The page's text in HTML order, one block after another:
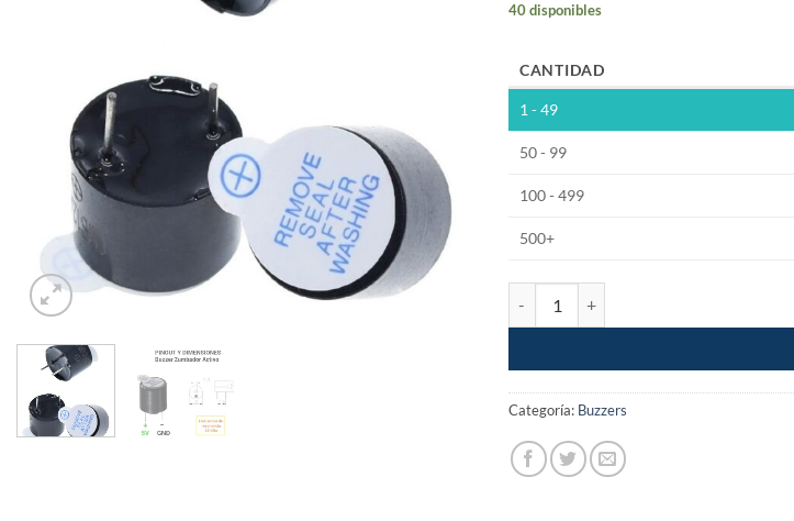
40 disponibles
CANTIDAD
1 - 49
50 - 99
100 - 499
500+
Categoría: Buzzers